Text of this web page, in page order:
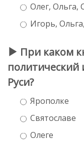
Олег, Ольга,
Игорь,
При каком
политический
Руси?
Ярополке
Святославе
Олеге